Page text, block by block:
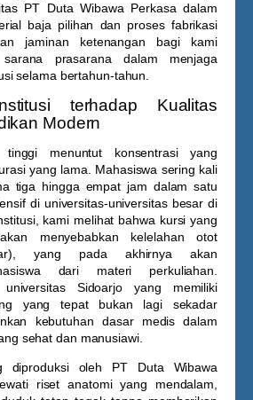
PT Duta Wibawa Perkasa dalam
baja pilihan dan proses fabrikasi
jaminan ketenangan bagi kami
prasarana dalam menjaga
selama bertahun-tahun.
terhadap Kualitas
Modern
tinggi menuntut konsentrasi yang
yang lama. Mahasiswa sering kali
tiga hingga empat jam dalam satu
di universitas-universitas besar di
kami melihat bahwa kursi yang
menyebabkan kelelahan otot
yang pada akhirnya akan
dari materi perkuliahan.
Sidoarjo yang memiliki
yang tepat bukan lagi sekadar
kebutuhan dasar medis dalam
sehat dan manusiawi.
diproduksi oleh PT Duta Wibawa
riset anatomi yang mendalam,